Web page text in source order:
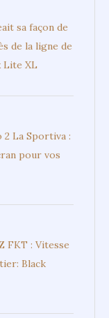
sa façon de
de la ligne de
Lite XL
La Sportiva :
pour vos
FKT : Vitesse
Black